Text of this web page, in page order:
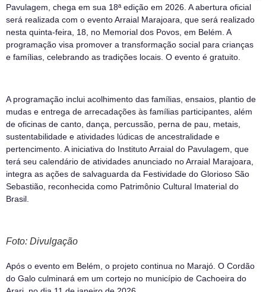
Pavulagem, chega em sua 18ª edição em 2026. A abertura oficial
será realizada com o evento Arraial Marajoara, que será realizado
nesta quinta-feira, 18, no Memorial dos Povos, em Belém. A
programação visa promover a transformação social para crianças
e famílias, celebrando as tradições locais. O evento é gratuito.
A programação inclui acolhimento das famílias, ensaios, plantio de
mudas e entrega de arrecadações às famílias participantes, além
de oficinas de canto, dança, percussão, perna de pau, metais,
sustentabilidade e atividades lúdicas de ancestralidade e
pertencimento. A iniciativa do Instituto Arraial do Pavulagem, que
terá seu calendário de atividades anunciado no Arraial Marajoara,
integra as ações de salvaguarda da Festividade do Glorioso São
Sebastião, reconhecida como Patrimônio Cultural Imaterial do
Brasil.
Foto: Divulgação
Após o evento em Belém, o projeto continua no Marajó. O Cordão
do Galo culminará em um cortejo no município de Cachoeira do